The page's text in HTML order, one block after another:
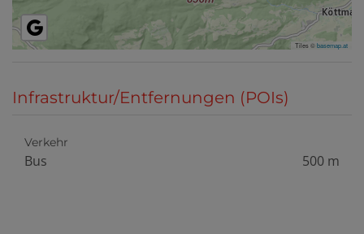
Tiles ©basemap.at
Infrastruktur/Entfernungen (POIs)
Verkehr
Bus 500 m